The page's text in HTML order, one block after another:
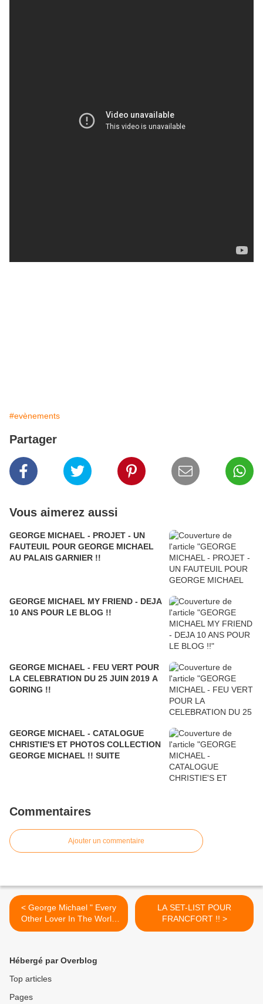
#evènements
Partager
Vous aimerez aussi
GEORGE MICHAEL - PROJET - UN
FAUTEUIL POUR GEORGE MICHAEL
AU PALAIS GARNIER !!
GEORGE MICHAEL MY FRIEND - DEJA
10 ANS POUR LE BLOG !!
GEORGE MICHAEL - FEU VERT POUR
LA CELEBRATION DU 25 JUIN 2019 A
GORING !!
GEORGE MICHAEL - CATALOGUE
CHRISTIE'S ET PHOTOS COLLECTION
GEORGE MICHAEL !! SUITE
Commentaires
Ajouter un commentaire
< George Michael " Every
Other Lover In The World
"wmv
LA SET-LIST POUR
FRANCFORT !! >
Hébergé par Overblog
Top articles
Pages